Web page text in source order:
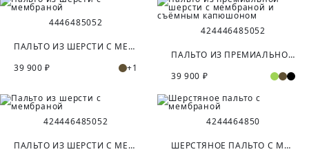
4446485052
ПАЛЬТО ИЗ ШЕРСТИ С МЕМБРАНОЙ
39 900 ₽
+1
424446485052
ПАЛЬТО ИЗ ПРЕМИАЛЬНОЙ ШЕРСТИ С МЕМБРАНОЙ И СЪЁМНЫМ КАПЮШОНОМ
39 900 ₽
424446485052
ПАЛЬТО ИЗ ШЕРСТИ С МЕМБРАНОЙ
4244464850
ШЕРСТЯНОЕ ПАЛЬТО С МЕМБРАНОЙ